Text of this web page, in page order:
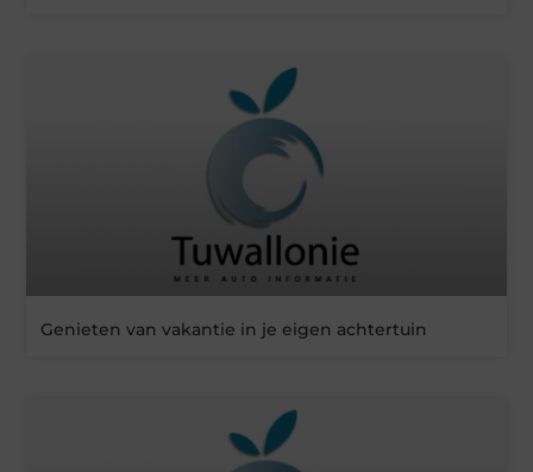
Genieten van vakantie in je eigen achtertuin